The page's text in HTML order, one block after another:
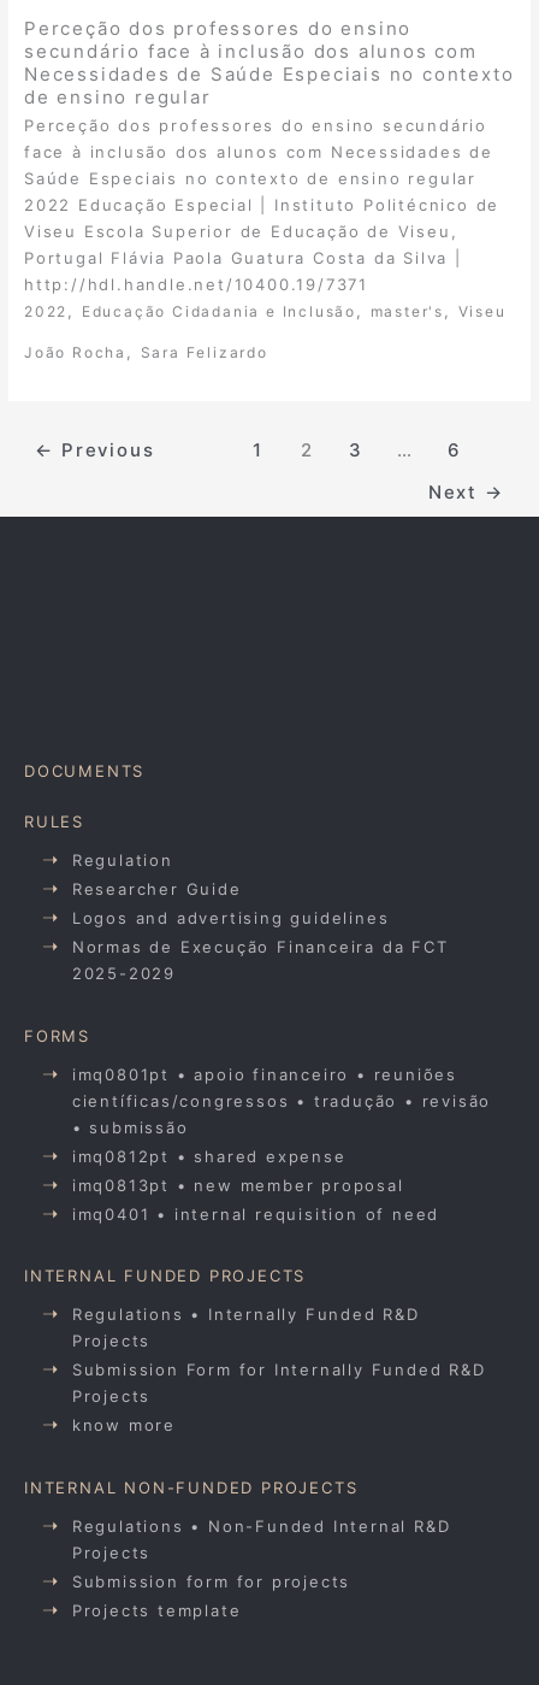
Perceção dos professores do ensino
secundário face à inclusão dos alunos com
Necessidades de Saúde Especiais no contexto
de ensino regular
Perceção dos professores do ensino secundário
face à inclusão dos alunos com Necessidades de
Saúde Especiais no contexto de ensino regular
2022 Educação Especial | Instituto Politécnico de
Viseu Escola Superior de Educação de Viseu,
Portugal Flávia Paola Guatura Costa da Silva |
http://hdl.handle.net/10400.19/7371
2022 Educação Cidadania e Inclusão master's Viseu
João Rocha Sara Felizardo
← Previous 1 2 3 …
6
Next
→
DOCUMENTS
RULES
Regulation
Researcher Guide
Logos and advertising guidelines
Normas de Execução Financeira da FCT
2025-2029
FORMS
imq0801pt • apoio financeiro • reuniões
científicas/congressos • tradução • revisão
• submissão
imq0812pt • shared expense
imq0813pt • new member proposal
imq0401 • internal requisition of need
INTERNAL FUNDED PROJECTS
Regulations • Internally Funded R&D
Projects
Submission Form for Internally Funded R&D
Projects
know more
INTERNAL NON-FUNDED PROJECTS
Regulations • Non-Funded Internal R&D
Projects
Submission form for projects
Projects template